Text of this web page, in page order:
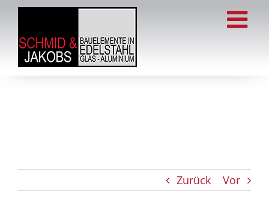
Zum
springen
Zurück Vor